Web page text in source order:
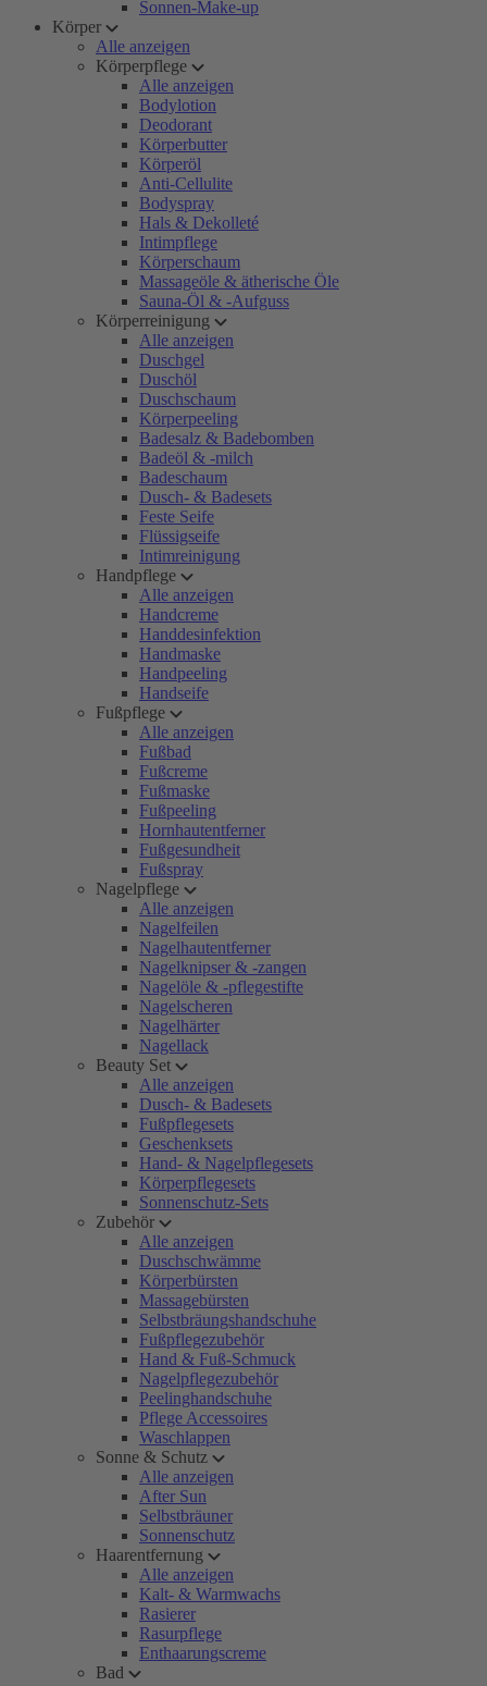
Sonnen-Make-up
Körper
Alle anzeigen
Körperpflege
Alle anzeigen
Bodylotion
Deodorant
Körperbutter
Körperöl
Anti-Cellulite
Bodyspray
Hals & Dekolleté
Intimpflege
Körperschaum
Massageöle & ätherische Öle
Sauna-Öl & -Aufguss
Körperreinigung
Alle anzeigen
Duschgel
Duschöl
Duschschaum
Körperpeeling
Badesalz & Badebomben
Badeöl & -milch
Badeschaum
Dusch- & Badesets
Feste Seife
Flüssigseife
Intimreinigung
Handpflege
Alle anzeigen
Handcreme
Handdesinfektion
Handmaske
Handpeeling
Handseife
Fußpflege
Alle anzeigen
Fußbad
Fußcreme
Fußmaske
Fußpeeling
Hornhautentferner
Fußgesundheit
Fußspray
Nagelpflege
Alle anzeigen
Nagelfeilen
Nagelhautentferner
Nagelknipser & -zangen
Nagelöle & -pflegestifte
Nagelscheren
Nagelhärter
Nagellack
Beauty Set
Alle anzeigen
Dusch- & Badesets
Fußpflegesets
Geschenksets
Hand- & Nagelpflegesets
Körperpflegesets
Sonnenschutz-Sets
Zubehör
Alle anzeigen
Duschschwämme
Körperbürsten
Massagebürsten
Selbstbräungshandschuhe
Fußpflegezubehör
Hand & Fuß-Schmuck
Nagelpflegezubehör
Peelinghandschuhe
Pflege Accessoires
Waschlappen
Sonne & Schutz
Alle anzeigen
After Sun
Selbstbräuner
Sonnenschutz
Haarentfernung
Alle anzeigen
Kalt- & Warmwachs
Rasierer
Rasurpflege
Enthaarungscreme
Bad